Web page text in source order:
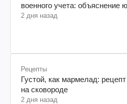
военного учета: объяснение
2 дня назад
Рецепты
Густой, как мармелад:
на сковороде
2 дня назад